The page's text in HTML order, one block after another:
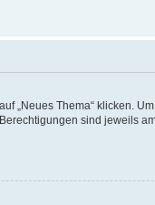
„Neues Thema“ klicken.
sind jeweils